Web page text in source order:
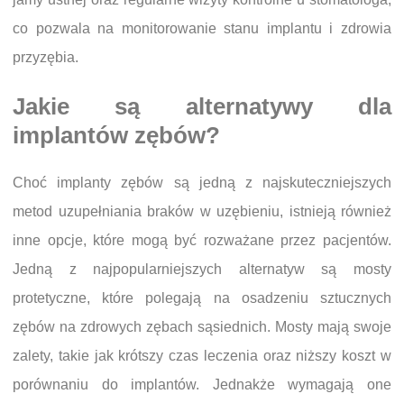
co pozwala na monitorowanie stanu implantu i zdrowia
przyzębia.
Jakie są alternatywy dla
implantów zębów?
Choć implanty zębów są jedną z najskuteczniejszych
metod uzupełniania braków w uzębieniu, istnieją również
inne opcje, które mogą być rozważane przez pacjentów.
Jedną z najpopularniejszych alternatyw są mosty
protetyczne, które polegają na osadzeniu sztucznych
zębów na zdrowych zębach sąsiednich. Mosty mają swoje
zalety, takie jak krótszy czas leczenia oraz niższy koszt w
porównaniu do implantów. Jednakże wymagają one